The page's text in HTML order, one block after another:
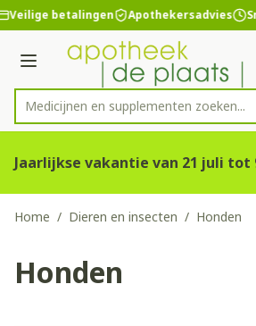
Ga naar de inhoud
2 van 2
Veilige betalingen Apothekersadvies
Menu
Product, merk, categorie...
Medicijnen en supplementen zoeken...
Jaarlijkse vakantie van 21 juli tot
Home / Dieren en insecten / Honden
Honden